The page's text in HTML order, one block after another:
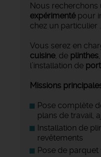
Nous recherchons
expérimentépour
chez un particulier .
Vous serez en
cuisine, de plinthes
l’installation de
Missions
Pose complète
plans de travail,
Installation de
revêtements
Pose de